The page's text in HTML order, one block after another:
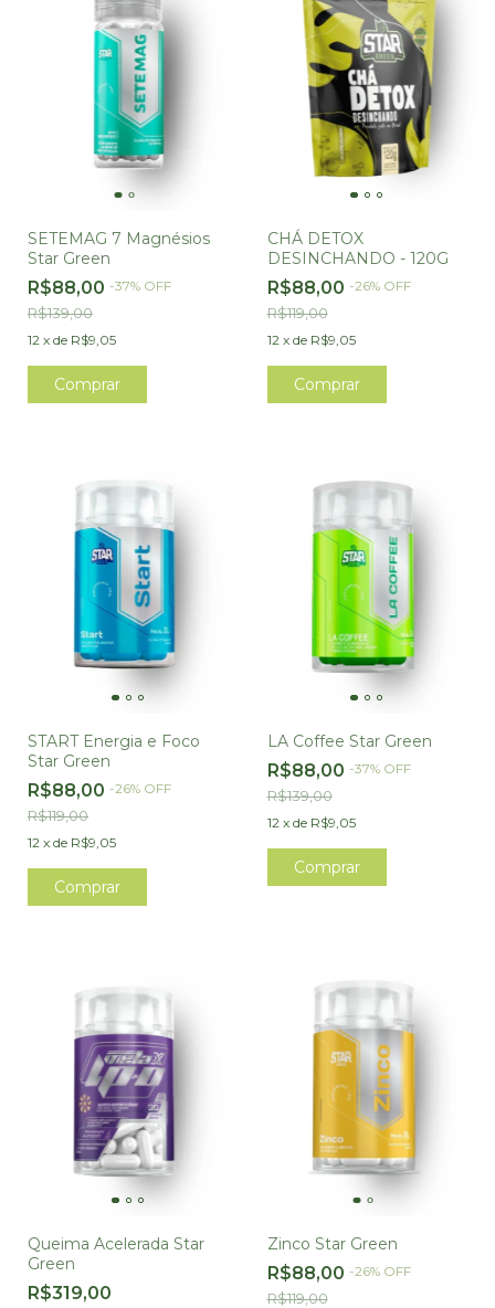
SETEMAG 7 Magnésios
Star Green
R$88,00 -37% OFF
R$139,00
12 x de R$9,05
CHÁ DETOX
DESINCHANDO - 120G
R$88,00 -26% OFF
R$119,00
12 x de R$9,05
START Energia e Foco
Star Green
R$88,00 -26% OFF
R$119,00
12 x de R$9,05
LA Coffee Star Green
R$88,00 -37% OFF
R$139,00
12 x de R$9,05
Queima Acelerada Star
Green
R$319,00
Zinco Star Green
R$88,00 -26% OFF
R$119,00